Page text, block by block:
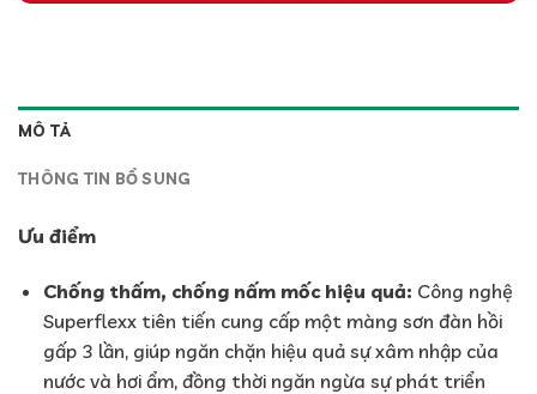
MÔ TẢ
THÔNG TIN BỔ SUNG
Ưu điểm
Chống thấm, chống nấm mốc hiệu quả: Công nghệ
Superflexx tiên tiến cung cấp một màng sơn đàn hồi
gấp 3 lần, giúp ngăn chặn hiệu quả sự xâm nhập của
nước và hơi ẩm, đồng thời ngăn ngừa sự phát triển